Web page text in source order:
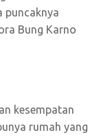
puncaknya
Bung Karno
kesempatan
rumah yang